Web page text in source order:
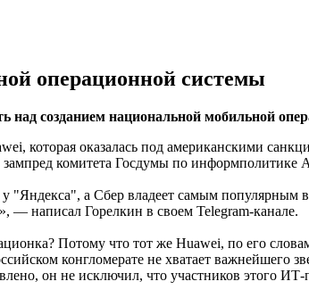
операционной системы
созданием национальной мобильной
которая оказалась под американскими
комитета Госдумы по информполитике
а Сбер владеет самым популярным в
— написал Горелкин в своем Telegram-канале.
Потому что тот же Huawei, по его
конгломерате не хватает важнейшего
он не исключил, что участников этого